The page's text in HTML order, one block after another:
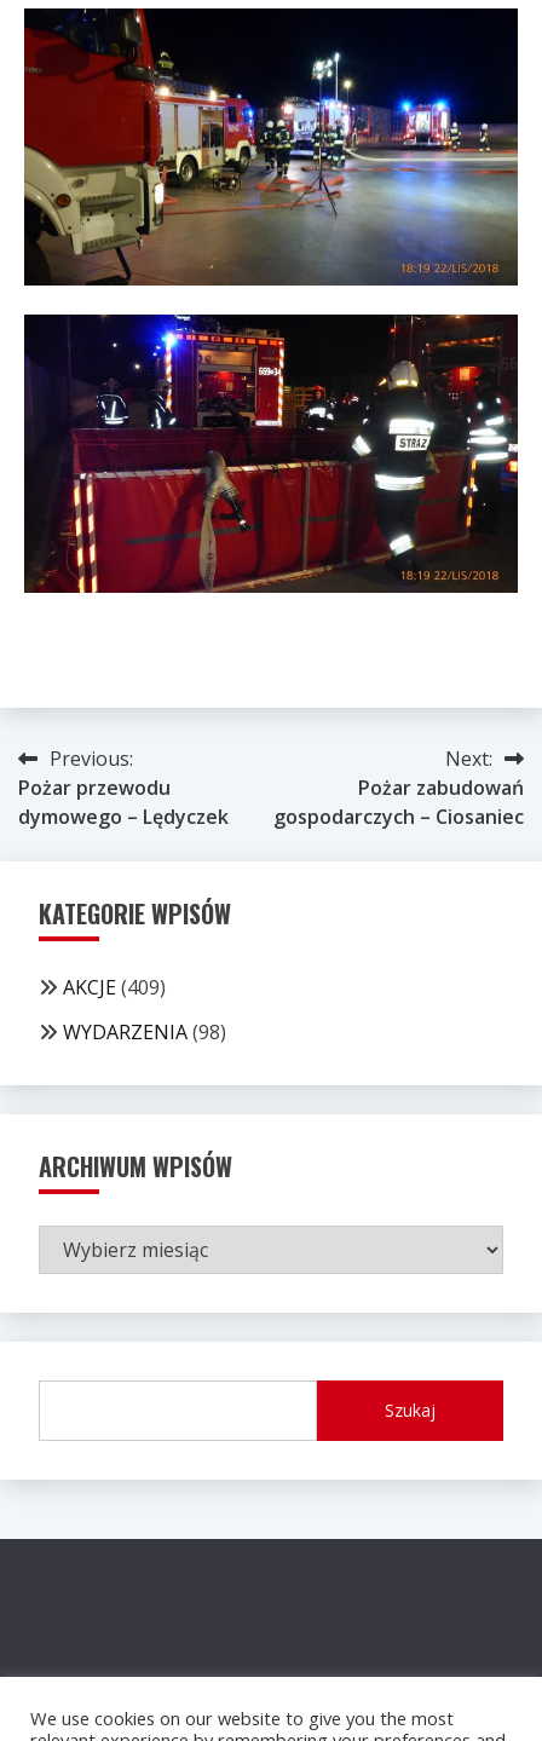
Nawigacja
wpisu
Previous:
Pożar przewodu
dymowego – Lędyczek
Next:
Pożar zabudowań
gospodarczych – Ciosaniec
KATEGORIE WPISÓW
AKCJE(409)
WYDARZENIA(98)
ARCHIWUM WPISÓW
ARCHIWUM
WPISÓW
Szukaj
We use cookies on our website to give you the most